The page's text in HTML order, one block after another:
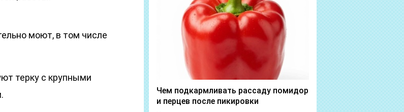
моют, в том числе
терку с крупными
Чем подкармливать рассаду помидор
и перцев после пикировки